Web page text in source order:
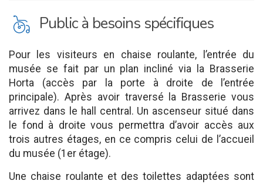
L Public à besoins spécifiques
Pour les visiteurs en chaise roulante, l’entrée du
musée se fait par un plan incliné via la Brasserie
Horta (accès par la porte à droite de l’entrée
principale). Après avoir traversé la Brasserie vous
arrivez dans le hall central. Un ascenseur situé dans
le fond à droite vous permettra d’avoir accès aux
trois autres étages, en ce compris celui de l’accueil
du musée (1er étage).
Une chaise roulante et des toilettes adaptées sont